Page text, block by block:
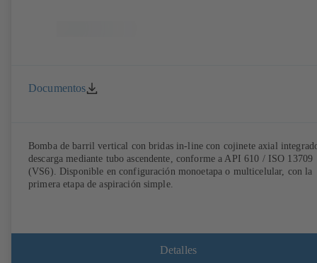
Documentos
Bomba de barril vertical con bridas in-line con cojinete axial
descarga mediante tubo ascendente, conforme a API 610 / ISO 13709
(VS6). Disponible en configuración monoetapa o multicelular, con la
primera etapa de aspiración simple.
Detalles